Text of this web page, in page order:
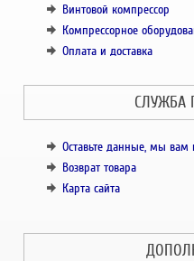
Винтовой компрессор
Компрессорное
Оплата и доставка
СЛУЖБА
Оставьте данные, мы вам
Возврат товара
Карта сайта